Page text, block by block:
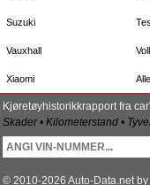
Suzuki
Vauxhall
Xiaomi
Kjøretøyhistorikkrapport fra
Skader • Kilometerstand •
© 2010-2026 Auto-Data.net by